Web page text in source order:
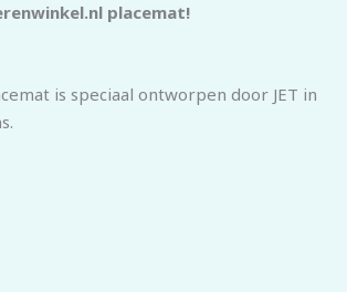
placemat!
is speciaal ontworpen door JET in